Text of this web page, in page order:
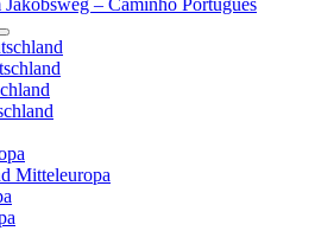
– Caminho Portugues
Mitteleuropa